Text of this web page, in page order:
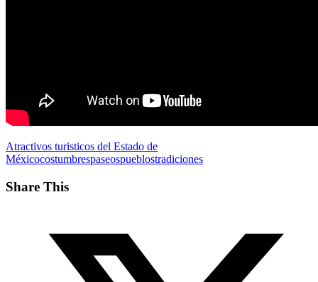
Atractivos turisticos del Estado de
Méxicocostumbrespaseospueblostradiciones
Share This